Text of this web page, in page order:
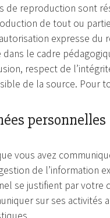
de reproduction sont
de tout ou
expresse du
le cadre
respect de
de la source. Pour
personnelles
vous avez
de l’information
se justifient par
sur ses activités